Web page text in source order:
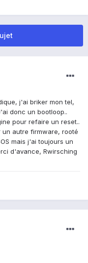
j'ai briker mon tel,
donc un bootloop..
pour refaire un reset..
autre firmware, rooté
mais j'ai toujours un
d'avance, Rwirsching